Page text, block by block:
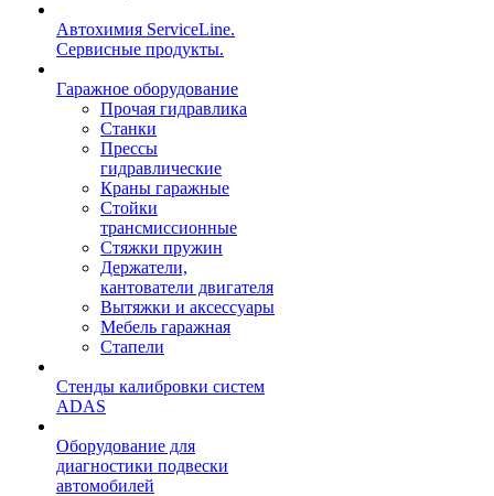
Автохимия ServiceLine.
Сервисные продукты.
Гаражное оборудование
Прочая гидравлика
Станки
Прессы
гидравлические
Краны гаражные
Стойки
трансмиссионные
Стяжки пружин
Держатели,
кантователи двигателя
Вытяжки и аксессуары
Мебель гаражная
Стапели
Стенды калибровки систем
ADAS
Оборудование для
диагностики подвески
автомобилей